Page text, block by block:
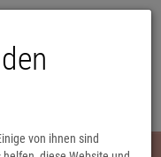
von ihnen sind